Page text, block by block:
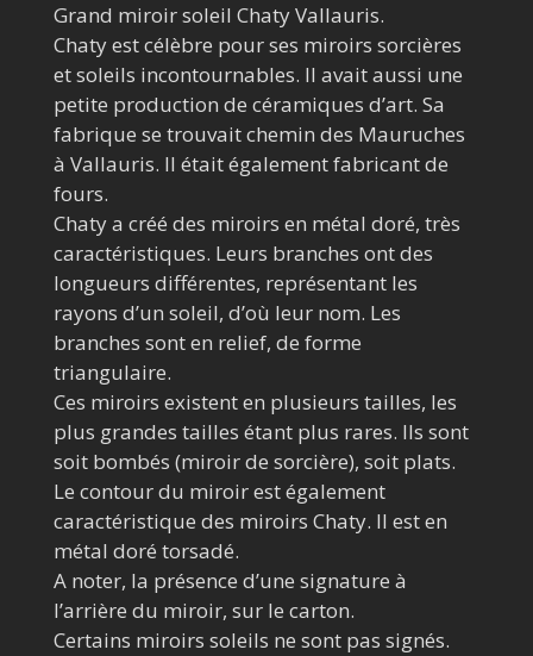
Grand miroir soleil Chaty Vallauris.
Chaty est célèbre pour ses miroirs sorcières
et soleils incontournables. Il avait aussi une
petite production de céramiques d’art. Sa
fabrique se trouvait chemin des Mauruches
à Vallauris. Il était également fabricant de
fours.
Chaty a créé des miroirs en métal doré, très
caractéristiques. Leurs branches ont des
longueurs différentes, représentant les
rayons d’un soleil, d’où leur nom. Les
branches sont en relief, de forme
triangulaire.
Ces miroirs existent en plusieurs tailles, les
plus grandes tailles étant plus rares. Ils sont
soit bombés (miroir de sorcière), soit plats.
Le contour du miroir est également
caractéristique des miroirs Chaty. Il est en
métal doré torsadé.
A noter, la présence d’une signature à
l’arrière du miroir, sur le carton.
Certains miroirs soleils ne sont pas signés.